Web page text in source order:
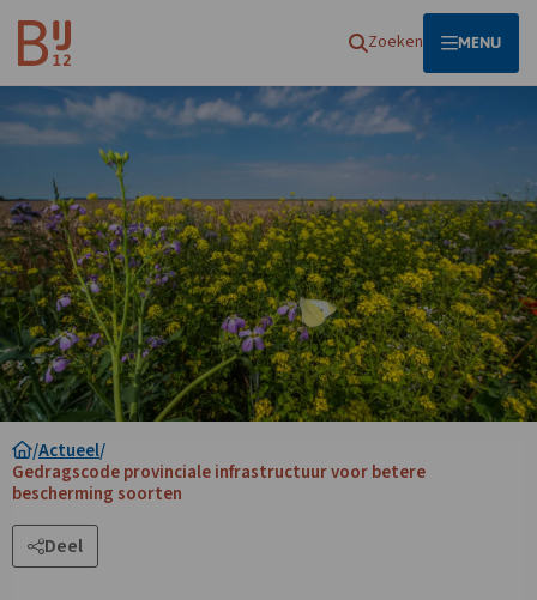
Homepagina Zoeken OPEN
MENU
/Actueel/
Gedragscode provinciale infrastructuur voor betere
bescherming soorten
Deel